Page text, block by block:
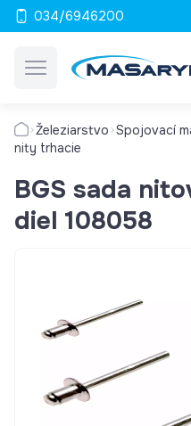
034/6946200
Železiarstvo Spojovací
nity trhacie
BGS sada
diel 108058